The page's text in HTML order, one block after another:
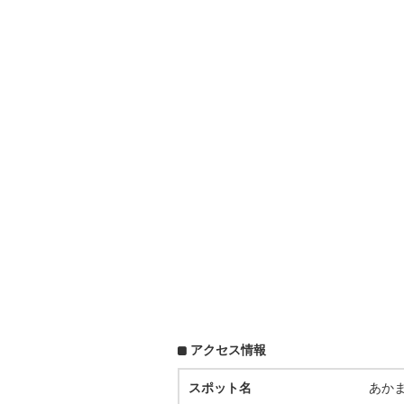
アクセス情報
スポット名 あか